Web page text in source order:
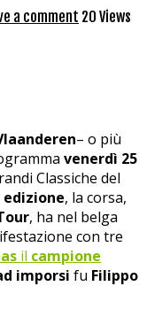
a comment 20 Views
– o più
venerdì 25
Classiche del
edizione, la corsa,
, ha nel belga
con tre
il campione
imporsi fu Filippo